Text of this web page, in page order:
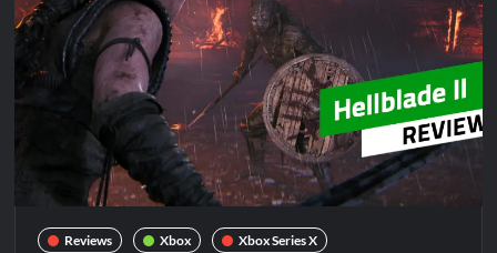
Reviews Xbox Xbox Series X